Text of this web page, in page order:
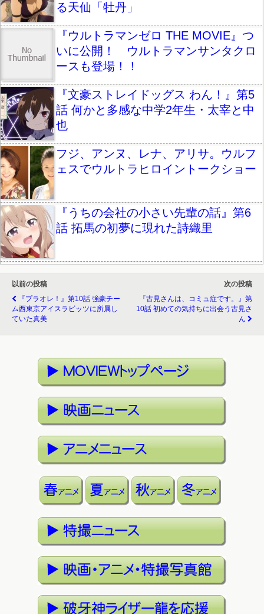
る天仙「牡丹」
『ウルトラマンゼロ THE MOVIE』つ
いに公開！ ウルトラマンサンタクロ
ースも登場！！
『文豪ストレイドッグス わん！』第5
話 何かと多感な中学2年生・太宰と中
也
フジ、アンヌ、レナ、アリサ。ウルフ
ェスでウルトラヒロイントークショー
『うちの会社の小さい先輩の話』第6
話 拓馬の初夢に現れた詩織里
以前の投稿
『プラオレ！』第10話 強豪チー
ム西東京アイスラビッツに所属し
ていた真美
次の投稿
『古見さんは、コミュ症です。』第
10話 初めての気持ちに出会う古見さ
ん